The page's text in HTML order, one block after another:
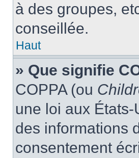
à des groupes,
conseillée.
Haut
» Que signifie
COPPA (ou
une loi aux
des informations
consentement